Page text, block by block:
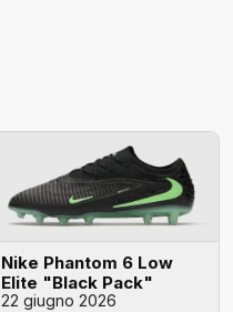
Nike Phantom 6 Low
Elite "Black Pack"
22 giugno 2026